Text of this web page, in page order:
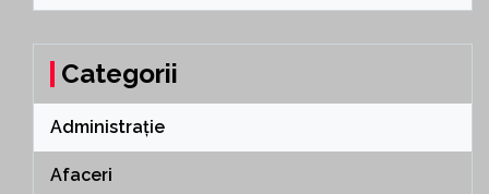
Categorii
Administrație
Afaceri